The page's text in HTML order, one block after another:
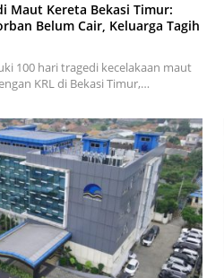
Maut Kereta Bekasi Timur:
Belum Cair, Keluarga Tagih
100 hari tragedi kecelakaan maut
KRL di Bekasi Timur,…